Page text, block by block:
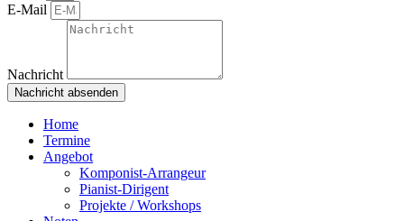
E-Mail
Nachricht
Nachricht absenden
Home
Termine
Angebot
Komponist-Arrangeur
Pianist-Dirigent
Projekte / Workshops